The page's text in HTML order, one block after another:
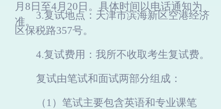
月8日至4月20日。具体时间以电话通知为
准。
3.复试地点：天津市滨海新区空港经济
区保税路357号。
4.复试费用：我所不收取考生复试费。
复试由笔试和面试两部分组成：
（ 1）笔试主要包含英语和专业课笔